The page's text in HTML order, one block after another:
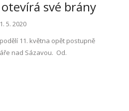
své brány
5. 2020
11. května opět postupně
nad Sázavou. Od.